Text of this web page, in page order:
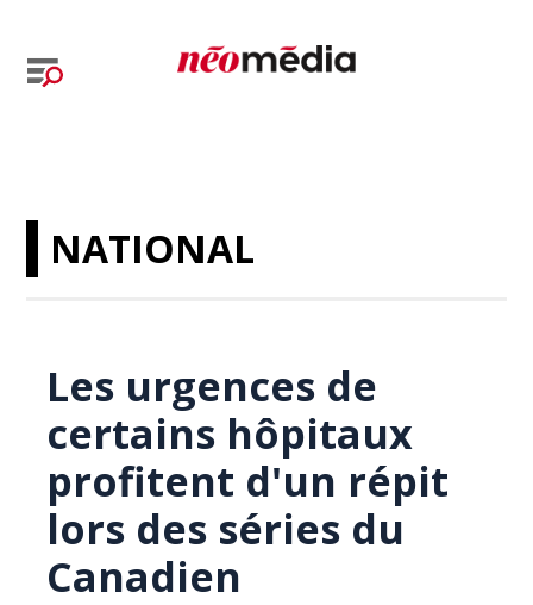
NATIONAL
Les urgences de
certains hôpitaux
profitent d'un répit
lors des séries du
Canadien